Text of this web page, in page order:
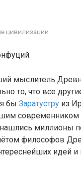
цивилизации
мыслитель
то, что все
бы Заратустру из
современником
миллионы
философов
идей